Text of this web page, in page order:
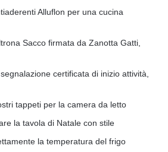
Alluflon per una cucina
Sacco firmata da Zanotta Gatti,
certificata di inizio attività,
tappeti per la camera da letto
la tavola di Natale con stile
la temperatura del frigo